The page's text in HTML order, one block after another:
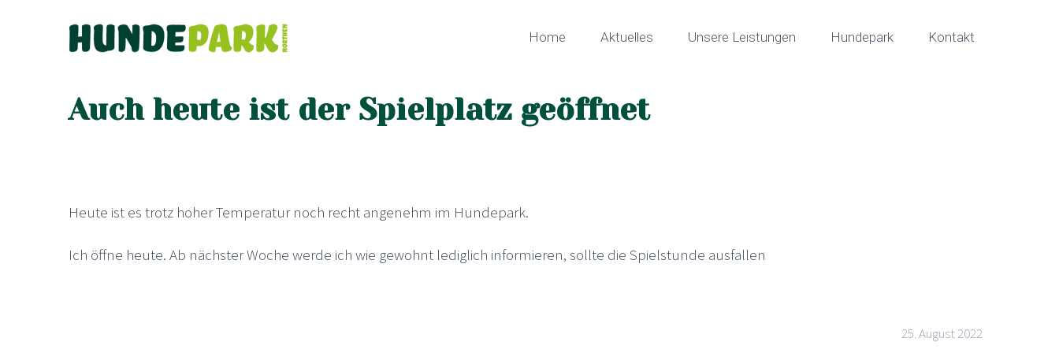
Home Aktuelles Unsere Leistungen Hundepark Kontakt
Auch heute ist der Spielplatz geöffnet
Heute ist es trotz hoher Temperatur noch recht angenehm im Hundepark.
Ich öffne heute. Ab nächster Woche werde ich wie gewohnt lediglich informieren, sollte die Spielstunde ausfallen
25. August 2022